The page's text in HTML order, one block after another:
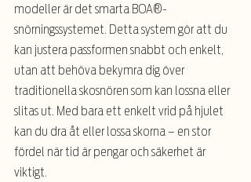
modeller är det smarta BOA®-
snörningssystemet. Detta system gör att du
kan justera passformen snabbt och enkelt,
utan att behöva bekymra dig över
traditionella skosnören som kan lossna eller
slitas ut. Med bara ett enkelt vrid på hjulet
kan du dra åt eller lossa skorna – en stor
fördel när tid är pengar och säkerhet är
viktigt.